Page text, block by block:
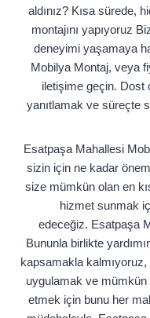
aldınız? Kısa sürede,
montajını yapıyoruz
deneyimi yaşamaya
Mobilya Montaj, veya
iletişime geçin. Dost
yanıtlamak ve süreçte
Esatpaşa Mahallesi
sizin için ne kadar
size mümkün olan en
hizmet sunmak
edeceğiz. Esatpaşa
Bununla birlikte
kapsamakla
uygulamak ve
etmek için bunu her